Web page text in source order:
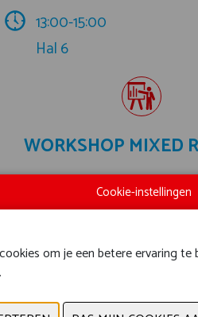
13:00-15:00
Hal 6
WORKSHOP MIXED
Cookie-instellingen
om je een betere ervaring
.